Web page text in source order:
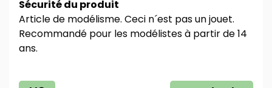
Sécurité du produit
Article de modélisme. Ceci n´est pas un jouet.
Recommandé pour les modélistes à partir de 14
ans.